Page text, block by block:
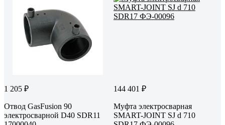
1 205 ₽
Отвод GasFusion 90
электросварной D40 SDR11
144 401 ₽
Муфта электросварная
SMART-JOINT SJ d 710